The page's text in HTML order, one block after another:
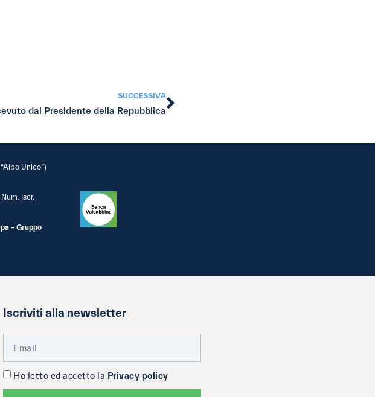
SUCCESSIVA
dal Presidente della Repubblica
Unico”)
Iscr.
– Gruppo
Iscriviti alla newsletter
Ho letto ed accetto la Privacy policy